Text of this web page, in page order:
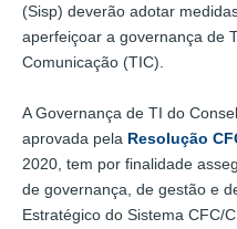
(Sisp) deverão adotar
aperfeiçoar a governança de
Comunicação (TIC).
A Governança de TI do
aprovada pela Resolução
2020, tem por finalidade
de governança, de gestão e
Estratégico do Sistema CFC/